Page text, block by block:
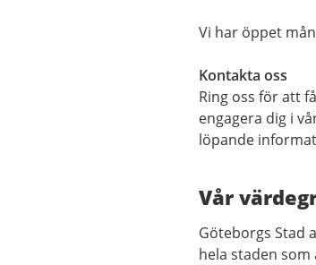
Vi har öppet
Kontakta oss
Ring oss för att
engagera dig i
löpande
Vår
Göteborgs Stad
hela staden